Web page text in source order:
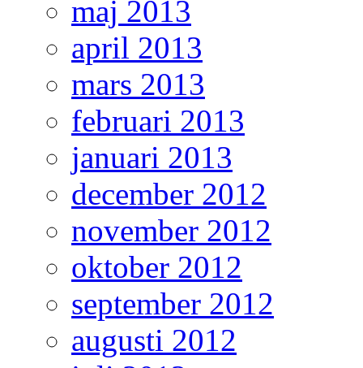
maj 2013
april 2013
mars 2013
februari 2013
januari 2013
december 2012
november 2012
oktober 2012
september 2012
augusti 2012